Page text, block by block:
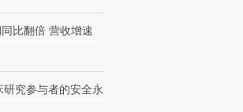
街头抗争将教
机”？难民潮撕裂西班牙
比翻倍 营收增速
究参与者的安全永